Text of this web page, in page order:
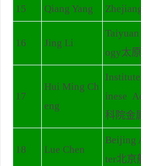
15 Qiang Yang
16 Jing Li
ogy太
17
Hui Ming Ch
eng
inese
科院金
18 Lue Chen
Beijing
ter北京